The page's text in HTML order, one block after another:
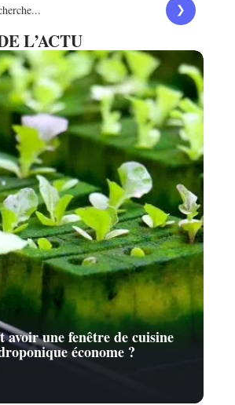
L’ACTU
avoir une fenêtre de cuisine
économe ?